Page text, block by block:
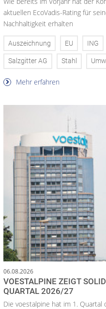
aktuellen EcoVadis-Rating für
Nachhaltigkeit erhalten
Auszeichnung EU ING
Salzgitter AG Stahl
Mehr erfahren
06.08.2026
VOESTALPINE ZEIGT
QUARTAL 2026/27
Die voestalpine hat im 1.